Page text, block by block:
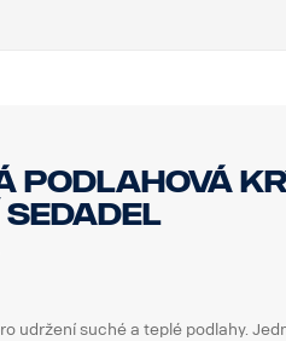
podlahová
udržení suché a teplé podlahy.